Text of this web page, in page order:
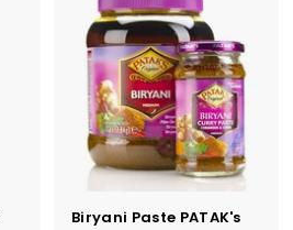
Biryani Paste PATAK's